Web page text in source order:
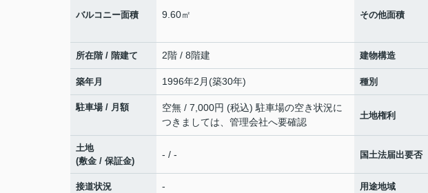
バルコニー面積 9.60㎡ その他面積
所在階 / 階建て 2階 / 8階建 建物構造
築年月 1996年2月(築30年) 種別
駐車場 / 月額
空無 / 7,000円 (税込) 駐車場の空き状況に
つきましては、管理会社へ要確認
土地権利
土地
(敷金 / 保証金)
- / - 国土法届出要否
接道状況 - 用途地域